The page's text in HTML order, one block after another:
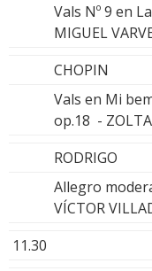
Vals Nº 9 en
MIGUEL
CHOPIN
Vals en Mi
op.18 -
RODRIGO
Allegro
VÍCTOR
11.30